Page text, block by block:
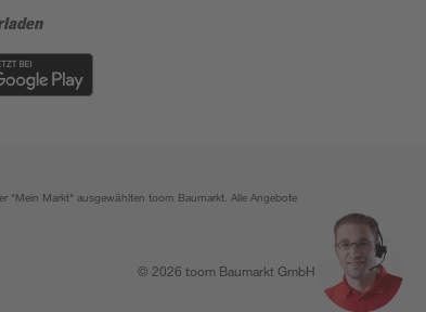
"Mein Markt" ausgewählten toom Baumarkt. Alle Angebote
© 2026 toom Baumarkt GmbH